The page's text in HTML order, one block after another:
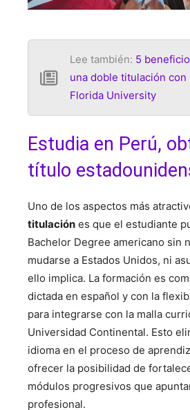
Lee también: 5
una doble titulación con
Florida University
Estudia en Perú,
título
Uno de los aspectos más
titulación es que el estudiante
Bachelor Degree americano sin
mudarse a Estados Unidos, ni
ello implica. La formación es
dictada en español y con la
para integrarse con la malla
Universidad Continental. Esto
idioma en el proceso de
ofrecer la posibilidad de
módulos progresivos que
profesional.